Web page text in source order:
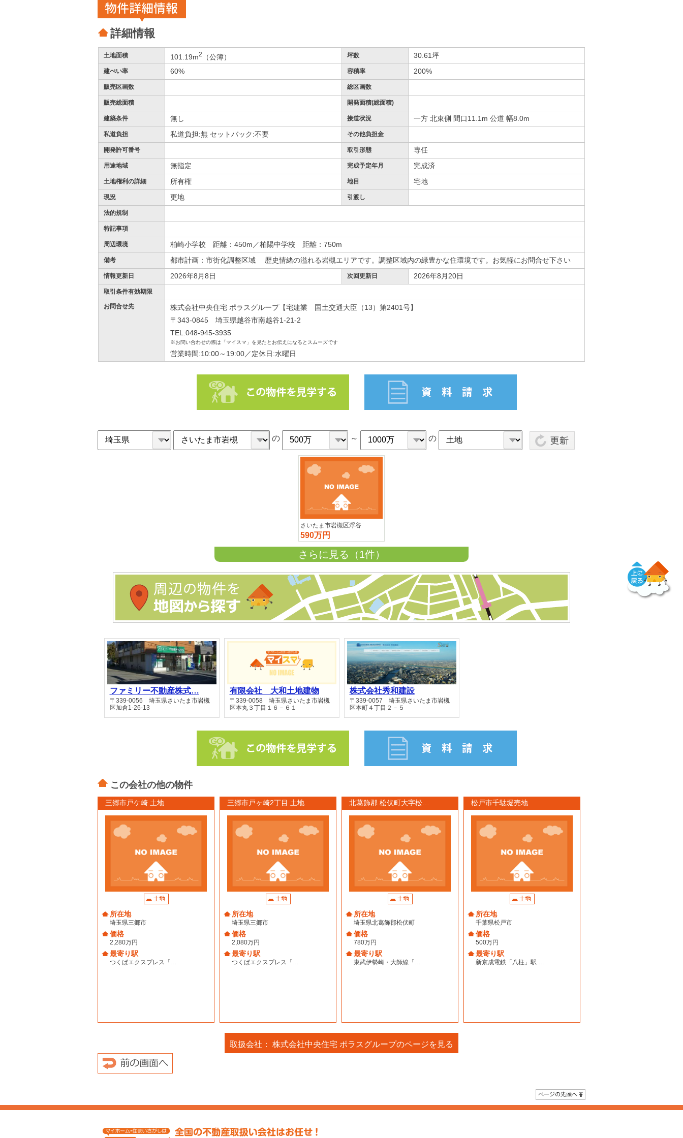
物件詳細情報
詳細情報
土地面積 101.19m2 （公簿） 坪数 30.61坪
建ぺい率 60% 容積率 200%
販売区画数 総区画数
販売総面積 開発面積(総面積)
建築条件 無し 接道状況 一方 北東側 間口11.1m 公道 幅8.0m
私道負担 私道負担:無 セットバック:不要 その他負担金
開発許可番号 取引形態 専任
用途地域 無指定 完成予定年月 完成済
土地権利の詳細 所有権 地目 宅地
現況 更地 引渡し
法的規制
特記事項
周辺環境 柏崎小学校 距離：450m／柏陽中学校 距離：750m
備考 都市計画：市街化調整区域 歴史情緒の溢れる岩槻エリアです。調整区域内の緑豊かな住環境です。お気軽にお問合せ下さい
情報更新日 2026年8月8日 次回更新日 2026年8月20日
取引条件有効期限
お問合せ先
株式会社中央住宅 ポラスグループ【宅建業 国土交通大臣（13）第2401号】
〒343-0845 埼玉県越谷市南越谷1-21-2
TEL:048-945-3935
※お問い合わせの際は「マイスマ」を見たとお伝えになるとスムーズです
営業時間:10:00～19:00／定休日:水曜日
の ～ の
さいたま市岩槻区浮谷
590万円
さいたま市岩槻区浮谷
590万円
さらに見る（1件）
周辺の物件を地図から探す
ファミリー不動産株式…
〒339-0056 埼玉県さいたま市岩槻
区加倉1-26-13
有限会社 大和土地建物
〒339-0058 埼玉県さいたま市岩槻
区本丸３丁目１６－６１
株式会社秀和建設
〒339-0057 埼玉県さいたま市岩槻
区本町４丁目２－５
この会社の他の物件
三郷市戸ケ崎 土地
所在地
埼玉県三郷市
価格
2,280万円
最寄り駅
つくばエクスプレス「…
三郷市戸ヶ崎2丁目 土地
所在地
埼玉県三郷市
価格
2,080万円
最寄り駅
つくばエクスプレス「…
北葛飾郡 松伏町大字松…
所在地
埼玉県北葛飾郡松伏町
価格
780万円
最寄り駅
東武伊勢崎・大師線「…
松戸市千駄堀売地
所在地
千葉県松戸市
価格
500万円
最寄り駅
新京成電鉄「八柱」駅 …
取扱会社： 株式会社中央住宅 ポラスグループのページを見る
ページの先頭へ